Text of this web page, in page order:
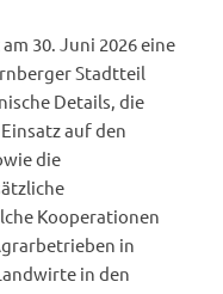
30. Juni 2026 eine
Stadtteil
Details, die
auf den
die
Kooperationen
in
in den